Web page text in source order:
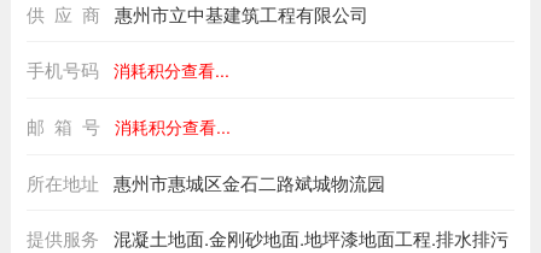
供 应 商 惠州市立中基建筑工程有限公司
手机号码 消耗积分查看...
邮 箱 号 消耗积分查看...
所在地址 惠州市惠城区金石二路斌城物流园
提供服务
混凝土地面.金刚砂地面.地坪漆地面工程.排水排污